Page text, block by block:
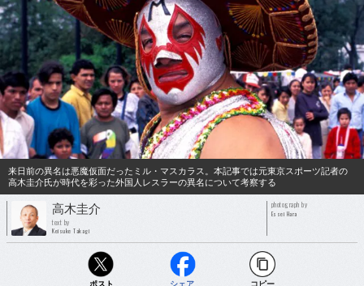
来日前の異名は悪魔仮面だったミル・マスカラス。本記事では元東京スポーツ記者の
高木圭介氏が時代を彩った外国人レスラーの異名について考察する
高木圭介
text by
Keisuke Takagi
photograph by
Essei Hara
ポスト シェア コピー